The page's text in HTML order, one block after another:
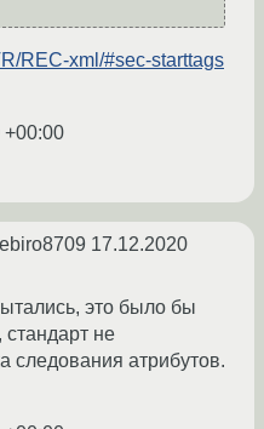
REC-xml/#sec-starttags
+00:00
17.12.2020
это было бы
не
следования атрибутов.